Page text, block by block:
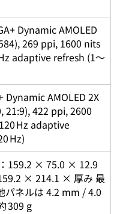
Dynamic AMOLED
269 ppi, 1600 nits
adaptive refresh (1〜
Dynamic AMOLED 2X
21:9), 422 ppi, 2600
Hz adaptive
Hz)
159.2 × 75.0 × 12.9
× 214.1 × 厚み 最
パネルは 4.2 mm / 4.0
309 g